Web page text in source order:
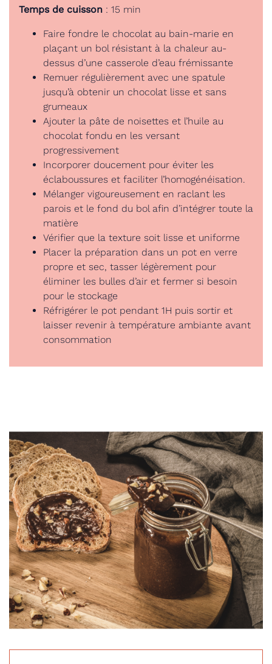
Temps de cuisson : 15 min
Faire fondre le chocolat au bain-marie en
plaçant un bol résistant à la chaleur au-
dessus d’une casserole d’eau frémissante
Remuer régulièrement avec une spatule
jusqu’à obtenir un chocolat lisse et sans
grumeaux
Ajouter la pâte de noisettes et l’huile au
chocolat fondu en les versant
progressivement
Incorporer doucement pour éviter les
éclaboussures et faciliter l’homogénéisation.
Mélanger vigoureusement en raclant les
parois et le fond du bol afin d’intégrer toute la
matière
Vérifier que la texture soit lisse et uniforme
Placer la préparation dans un pot en verre
propre et sec, tasser légèrement pour
éliminer les bulles d’air et fermer si besoin
pour le stockage
Réfrigérer le pot pendant 1H puis sortir et
laisser revenir à température ambiante avant
consommation